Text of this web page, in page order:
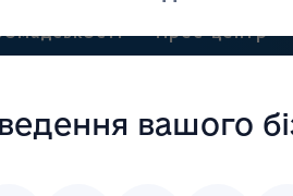
Прес-центр
виробництва лікарських